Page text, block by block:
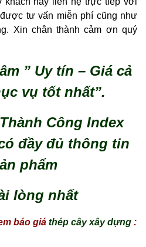
tư vấn miễn phí cũng như
Xin chân thành cảm ơn quý
” Uy tín – Giá cả
vụ tốt nhất”.
Công Index
đầy đủ thông tin
phẩm
lòng nhất
báo giá thép cây xây dựng :